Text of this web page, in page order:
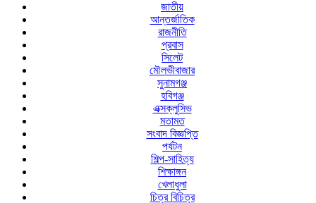
জাতীয়
আন্তর্জাতিক
রাজনীতি
প্রবাস
সিলেট
মৌলভীবাজার
সুনামগঞ্জ
হবিগঞ্জ
এক্সক্লুসিভ
মতামত
সংবাদ বিজ্ঞপ্তি
পর্যটন
শিল্প-সাহিত্য
শিক্ষাঙ্গন
খেলাধুলা
চিত্র বিচিত্র